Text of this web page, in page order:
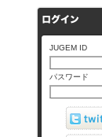
JUGEM ID
パスワード